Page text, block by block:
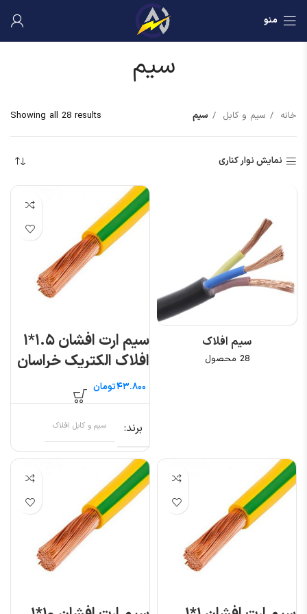
منو
سیم
خانه سیم و کابل سیم Showing all 28 results
نمایش نوار کناری
سیم افلاک
28 محصول
سیم ارت افشان ۱.۵*۱
افلاک الکتریک خراسان
(متری)تومان
برند سیم و کابل افلاک